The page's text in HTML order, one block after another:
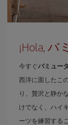
¡Hola, バ
今すぐバミュー
西洋に面したこ
り、贅沢と静か
けでなく、ハイ
ーツを練習する